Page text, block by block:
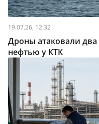
19.07.26, 12:32
Дроны атаковали два
нефтью у КТК